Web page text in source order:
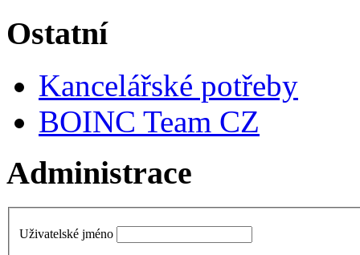
Ostatní
Kancelářské potřeby
BOINC Team CZ
Administrace
Uživatelské jméno